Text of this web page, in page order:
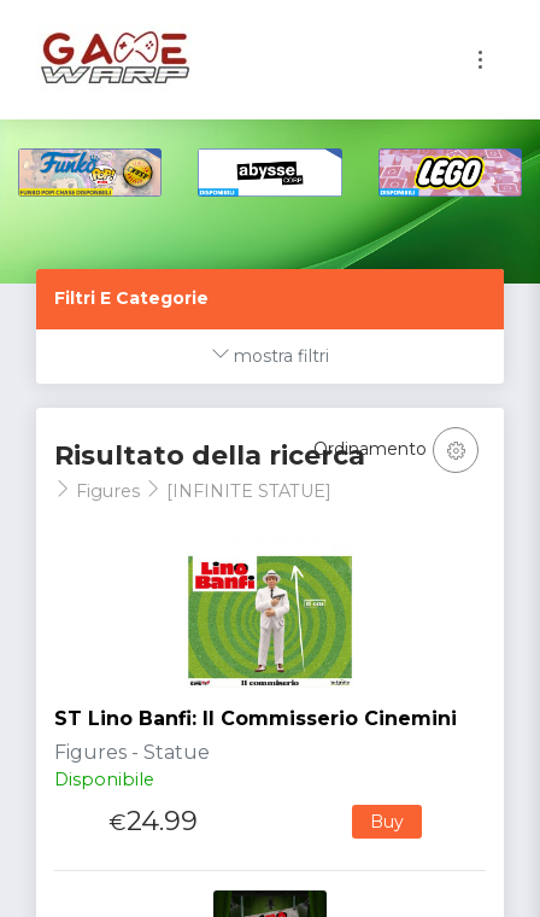
Filtri E Categorie
mostra filtri
Risultato della ricerca
Figures [INFINITE STATUE]
Ordinamento
ST Lino Banfi: Il Commisserio Cinemini
Figures - Statue
Disponibile
€24.99 Buy